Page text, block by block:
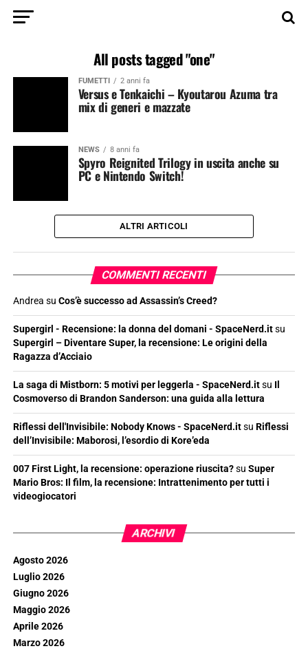
All posts tagged "one"
FUMETTI 2 anni fa
Versus e Tenkaichi – Kyoutarou Azuma tra
mix di generi e mazzate
NEWS 8 anni fa
Spyro Reignited Trilogy in uscita anche su
PC e Nintendo Switch!
ALTRI ARTICOLI
COMMENTI RECENTI
Andrea su Cos’è successo ad Assassin’s Creed?
Supergirl - Recensione: la donna del domani - SpaceNerd.itsu
Supergirl – Diventare Super, la recensione: Le origini della
Ragazza d’Acciaio
La saga di Mistborn: 5 motivi per leggerla - SpaceNerd.itsu Il
Cosmoverso di Brandon Sanderson: una guida alla lettura
Riflessi dell'Invisibile: Nobody Knows - SpaceNerd.itsu Riflessi
dell’Invisibile: Maborosi, l’esordio di Kore’eda
007 First Light, la recensione: operazione riuscita?su Super
Mario Bros: Il film, la recensione: Intrattenimento per tutti i
videogiocatori
ARCHIVI
Agosto 2026
Luglio 2026
Giugno 2026
Maggio 2026
Aprile 2026
Marzo 2026